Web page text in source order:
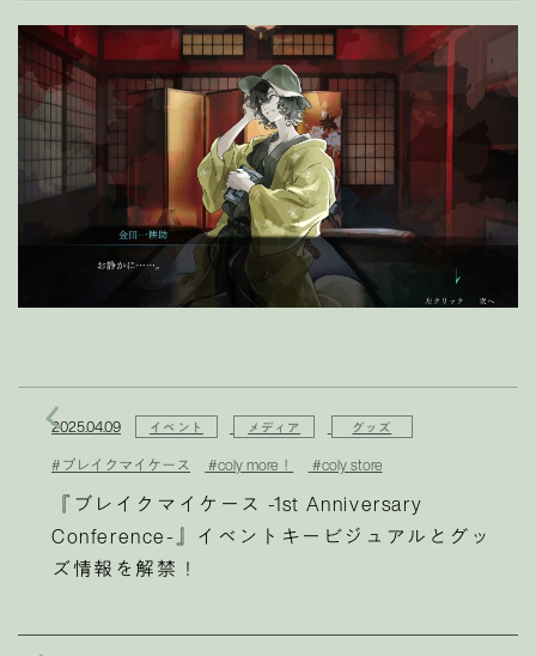
2025.04.09 イベント メディア グッズ
#ブレイクマイケース #coly more！ #coly store
『ブレイクマイケース -1st Anniversary
Conference-』イベントキービジュアルとグッ
ズ情報を解禁！